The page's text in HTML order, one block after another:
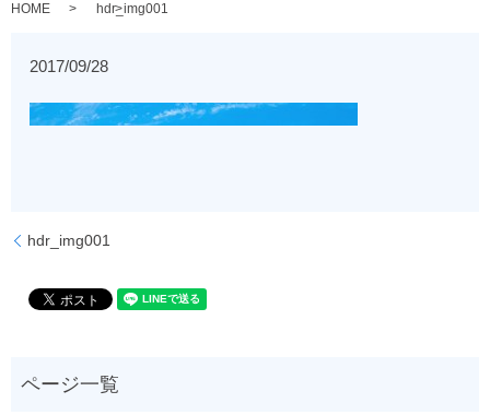
HOME hdr_img001
2017/09/28
hdr_img001